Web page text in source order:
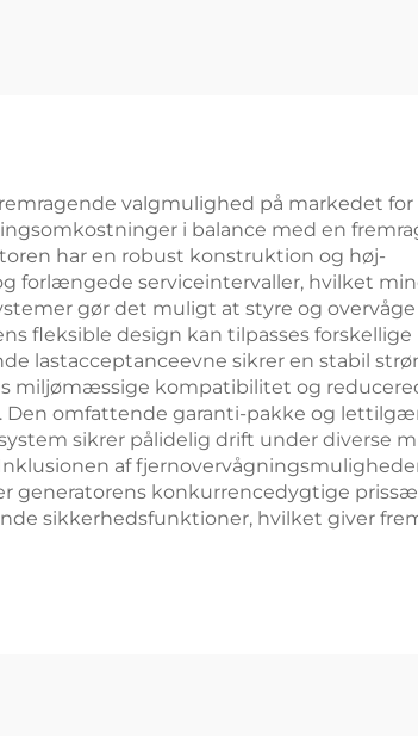
valgmulighed på markedet for
i balance med en
har en robust konstruktion og høj-
forlængede serviceintervaller, hvilket
gør det muligt at styre og
fleksible design kan tilpasses forskellige
lastacceptanceevne sikrer en stabil
miljømæssige kompatibilitet og
omfattende garanti-pakke og
sikrer pålidelig drift under diverse
af
generatorens konkurrencedygtige
sikkerhedsfunktioner, hvilket giver